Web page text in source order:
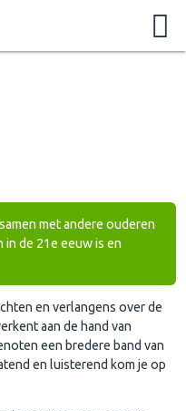
met andere ouderen
in de 21e eeuw is en
en verlangens over de
aan de hand van
een bredere band van
en luisterend kom je op